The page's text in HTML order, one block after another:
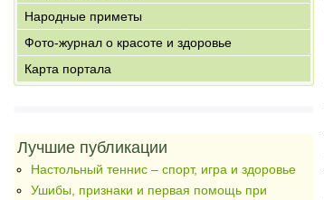
Народные приметы
Фото-журнал о красоте и здоровье
Карта портала
Лучшие публикации
Настольный теннис – спорт, игра и здоровье
Ушибы, признаки и первая помощь при